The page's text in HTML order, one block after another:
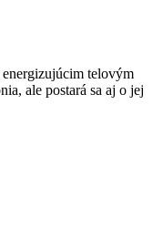
telovým
ale postará sa aj o jej